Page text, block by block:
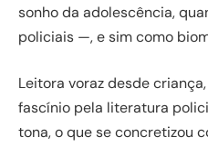
sonho da adolescência,
policiais —, e sim como
Leitora voraz desde
fascínio pela literatura
tona, o que se concretizou